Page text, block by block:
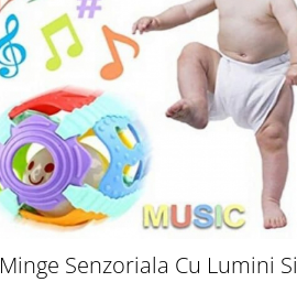
Minge Senzoriala Cu Lumini Si